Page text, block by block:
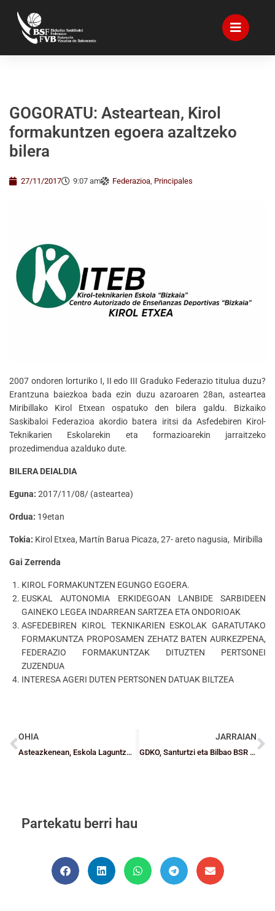
GOGORATU: Asteartean, Kirol
formakuntzen egoera azaltzeko
bilera
27/11/2017 9:07 am Federazioa, Principales
2007 ondoren lorturiko I, II edo III Graduko Federazio titulua duzu?
Erantzuna baiezkoa bada ezin duzu azaroaren 28an, asteartea
Miribillako Kirol Etxean ospatuko den bilera galdu. Bizkaiko
Saskibaloi Federazioa akordio batera iritsi da Asfedebiren Kirol-
Teknikarien Eskolarekin eta formazioarekin jarraitzeko
prozedimendua azalduko dute.
BILERA DEIALDIA
Eguna: 2017/11/08/ (asteartea)
Ordua: 19etan
Tokia: Kirol Etxea, Martín Barua Picaza, 27- areto nagusia, Miribilla
Gai Zerrenda
KIROL FORMAKUNTZEN EGUNGO EGOERA.
EUSKAL AUTONOMIA ERKIDEGOAN LANBIDE SARBIDEEN
GAINEKO LEGEA INDARREAN SARTZEA ETA ONDORIOAK
ASFEDEBIREN KIROL TEKNIKARIEN ESKOLAK GARATUTAKO
FORMAKUNTZA PROPOSAMEN ZEHATZ BATEN AURKEZPENA,
FEDERAZIO FORMAKUNTZAK DITUZTEN PERTSONEI
ZUZENDUA
INTERESA AGERI DUTEN PERTSONEN DATUAK BILTZEA
OHIA
Asteazkenean, Eskola Laguntzaileen formakuntza jardunaldia Barakaldon
JARRAIAN
GDKO, Santurtzi eta Bilbao BSR taldeek garaipenak lortu dituzte
Partekatu berri hau